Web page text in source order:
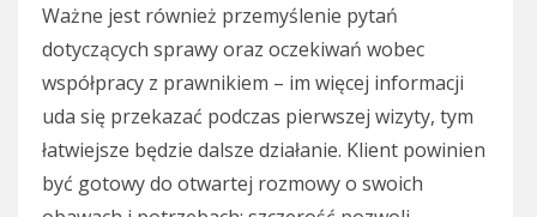
Ważne jest również przemyślenie pytań
dotyczących sprawy oraz oczekiwań wobec
współpracy z prawnikiem – im więcej informacji
uda się przekazać podczas pierwszej wizyty, tym
łatwiejsze będzie dalsze działanie. Klient powinien
być gotowy do otwartej rozmowy o swoich